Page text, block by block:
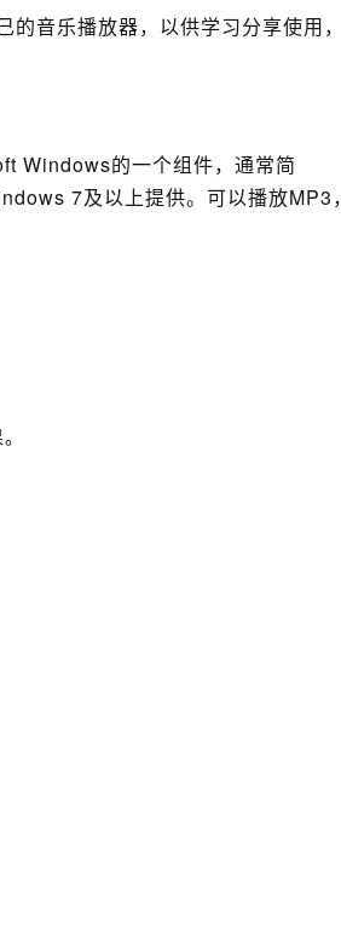
音乐播放器，以供学习分享使用，
Windows的一个组件，通常简
7及以上提供。可以播放MP3，